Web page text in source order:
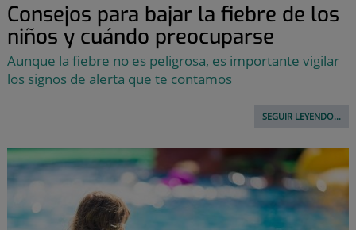
Consejos para bajar la fiebre de los
niños y cuándo preocuparse
Aunque la fiebre no es peligrosa, es importante vigilar
los signos de alerta que te contamos
SEGUIR LEYENDO...